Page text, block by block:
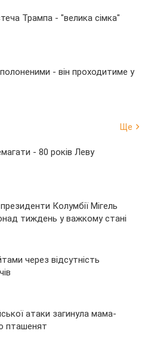
Трампа - "велика сімка"
- він проходитиме у
Ще
- 80 років Леву
Колумбії Мігель
тиждень у важкому стані
через відсутність
атаки загинула мама-
пташенят